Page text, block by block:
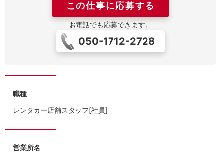
この仕事に応募する
お電話でも応募できます。
050-1712-2728
職種
レンタカー店舗スタッフ[社員]
営業所名